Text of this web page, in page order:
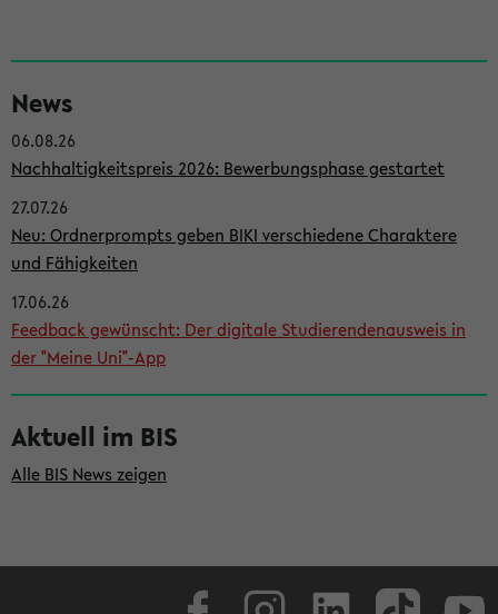
e
i
t
e
n
l
e
i
s
t
e
News
06.08.26
Nachhaltigkeitspreis 2026: Bewerbungsphase gestartet
27.07.26
Neu: Ordnerprompts geben BIKI verschiedene Charaktere
und Fähigkeiten
17.06.26
Feedback gewünscht: Der digitale Studierendenausweis in
der "Meine Uni"-App
Aktuell im BIS
Alle BIS News zeigen